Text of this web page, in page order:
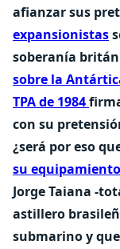
afianzar sus
expansionistas
soberanía
sobre la
TPA de 1984
con su
¿será por eso
su
Jorge Taiana -
astillero
submarino y